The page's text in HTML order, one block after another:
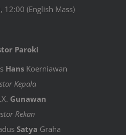
12:00 (English Mass)
Paroki
HansKoerniawan
Kepala
Gunawan
Rekan
Satya Graha